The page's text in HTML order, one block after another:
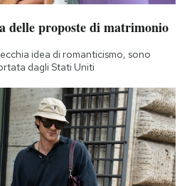
delle proposte di matrimonio
idea di romanticismo, sono
dagli Stati Uniti